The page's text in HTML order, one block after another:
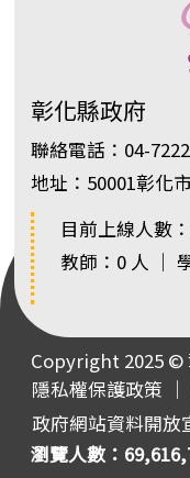
彰化縣政府
聯絡電話：04-
地址：50001彰化
目前上線人數
教師：0 人 ｜
Copyright 2025 ©
隱私權保護政策 ｜
政府網站資料開放
瀏覽人數：